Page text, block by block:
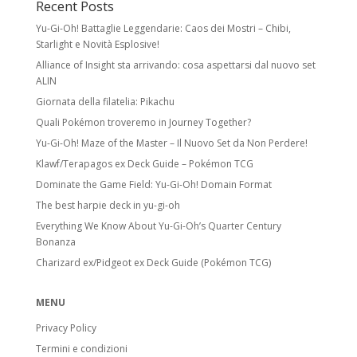
Spesso esiste una versione identica senza
foil a rarità inferiore.
Pokémon Star, LV.X, LEGEND, Prime, EX, GX.
Secret Rare
Carte con numero collezionistico superiore
con design unico. Come le Rare Holo,
possono avere versioni equivalenti a rarità
inferiore.
Stage 1 Pokémon:
Recent Posts
Yu-Gi-Oh! Battaglie Leggendarie: Caos dei Mostri – Chibi,
Starlight e Novità Esplosive!
Alliance of Insight sta arrivando: cosa aspettarsi dal nuovo set
ALIN
Giornata della filatelia: Pikachu
Quali Pokémon troveremo in Journey Together?
Yu-Gi-Oh! Maze of the Master – Il Nuovo Set da Non Perdere!
Klawf/Terapagos ex Deck Guide – Pokémon TCG
Dominate the Game Field: Yu-Gi-Oh! Domain Format
The best harpie deck in yu-gi-oh
Everything We Know About Yu-Gi-Oh’s Quarter Century
Bonanza
Charizard ex/Pidgeot ex Deck Guide (Pokémon TCG)
MENU
Privacy Policy
Termini e condizioni